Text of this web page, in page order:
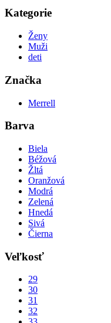
Kategorie
Ženy
Muži
deti
Značka
Merrell
Barva
Biela
Béžová
Žltá
Oranžová
Modrá
Zelená
Hnedá
Sivá
Čierna
Veľkosť
29
30
31
32